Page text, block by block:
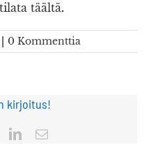
täältä.
0 Kommenttia
kirjoitus!
LinkedInSähköposti